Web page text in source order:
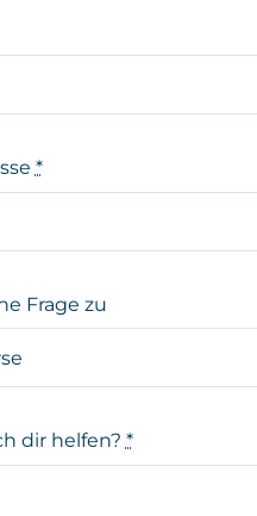
*
Frage zu
dir helfen? *